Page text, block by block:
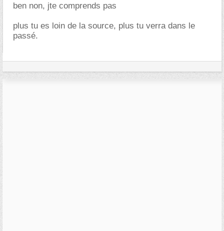
ben non, jte comprends pas
plus tu es loin de la source, plus tu verra dans le
passé.